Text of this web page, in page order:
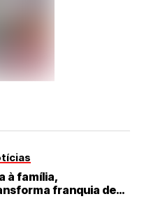
à família,
franquia de
destaque no RN